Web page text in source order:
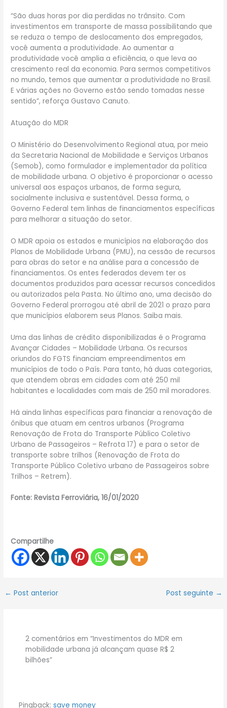
“São duas horas por dia perdidas no trânsito. Com
investimentos em transporte de massa possibilitando que
se reduza o tempo de deslocamento dos empregados,
você aumenta a produtividade. Ao aumentar a
produtividade você amplia a eficiência, o que leva ao
crescimento real da economia. Para sermos competitivos
no mundo, temos que aumentar a produtividade no Brasil.
E várias ações no Governo estão sendo tomadas nesse
sentido”, reforça Gustavo Canuto.
Atuação do MDR
O Ministério do Desenvolvimento Regional atua, por meio
da Secretaria Nacional de Mobilidade e Serviços Urbanos
(Semob), como formulador e implementador da política
de mobilidade urbana. O objetivo é proporcionar o acesso
universal aos espaços urbanos, de forma segura,
socialmente inclusiva e sustentável. Dessa forma, o
Governo Federal tem linhas de financiamentos específicas
para melhorar a situação do setor.
O MDR apoia os estados e municípios na elaboração dos
Planos de Mobilidade Urbana (PMU), na cessão de recursos
para obras do setor e na análise para a concessão de
financiamentos. Os entes federados devem ter os
documentos produzidos para acessar recursos concedidos
ou autorizados pela Pasta. No último ano, uma decisão do
Governo Federal prorrogou até abril de 2021 o prazo para
que municípios elaborem seus Planos. Saiba mais.
Uma das linhas de crédito disponibilizadas é o Programa
Avançar Cidades – Mobilidade Urbana. Os recursos
oriundos do FGTS financiam empreendimentos em
municípios de todo o País. Para tanto, há duas categorias,
que atendem obras em cidades com até 250 mil
habitantes e localidades com mais de 250 mil moradores.
Há ainda linhas específicas para financiar a renovação de
ônibus que atuam em centros urbanos (Programa
Renovação de Frota do Transporte Público Coletivo
Urbano de Passageiros – Refrota 17) e para o setor de
transporte sobre trilhos (Renovação de Frota do
Transporte Público Coletivo urbano de Passageiros sobre
Trilhos – Retrem).
Fonte: Revista Ferroviária, 16/01/2020
Compartilhe
← Post anterior Post seguinte →
2 comentários em “Investimentos do MDR em
mobilidade urbana já alcançam quase R$ 2
bilhões”
Pingback: save money